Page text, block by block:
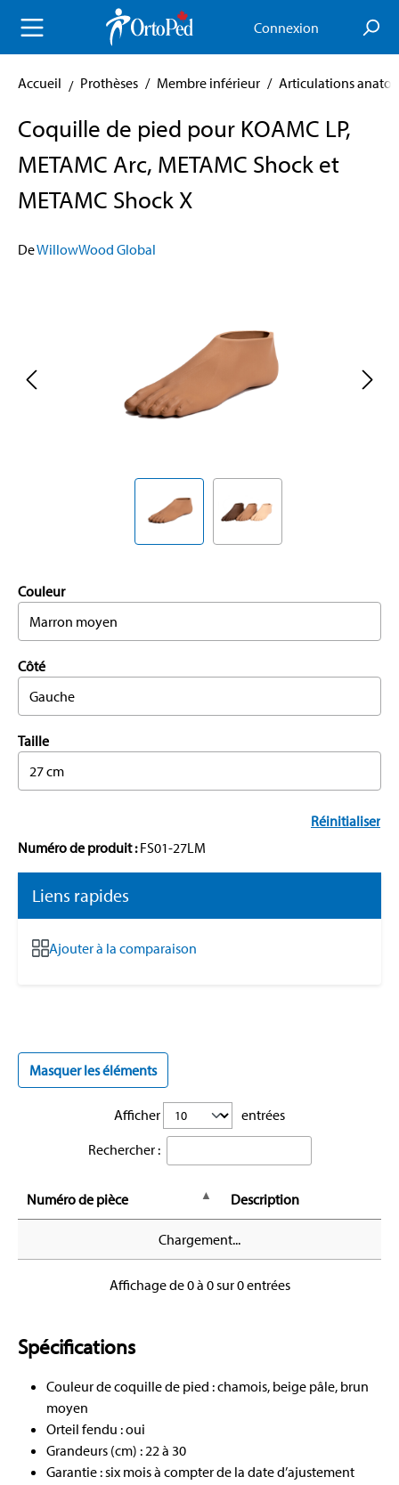
principal Connexion
Accueil Prothèses / Membre inférieur / Articulations
Coquille de pied pour KOAMC LP,
METAMC Arc, METAMC Shock et
METAMC Shock X
DeWillowWood Global
Couleur
Marron moyen
Côté
Gauche
Taille
27 cm
Réinitialiser
Numéro de produit :FS01-27LM
Liens rapides
Ajouter à la comparaison
Masquer les éléments
Afficher
entrées
Rechercher :
Numéro de pièce Description
Chargement...
Affichage de 0 à 0 sur 0 entrées
Spécifications
Couleur de coquille de pied : chamois, beige pâle, brun
moyen
Orteil fendu : oui
Grandeurs (cm) : 22 à 30
Garantie : six mois à compter de la date d’ajustement